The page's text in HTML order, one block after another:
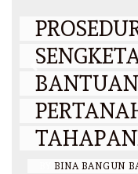
BINA BANGUN